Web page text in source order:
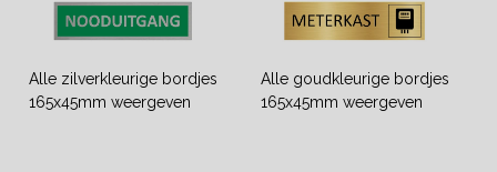
Alle zilverkleurige bordjes
165x45mm weergeven
Alle goudkleurige bordjes
165x45mm weergeven